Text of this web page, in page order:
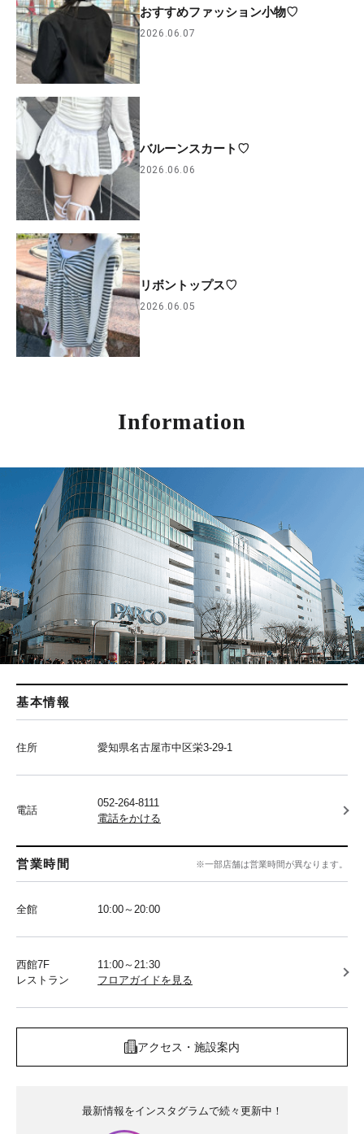
おすすめファッション小物♡
2026.06.07
バルーンスカート♡
2026.06.06
リボントップス♡
2026.06.05
Information
基本情報
住所 愛知県名古屋市中区栄3-29-1
電話
052-264-8111
電話をかける
営業時間 ※一部店舗は営業時間が異なります。
全館 10:00～20:00
西館7F
レストラン
11:00～21:30
フロアガイドを見る
アクセス・施設案内
最新情報をインスタグラムで続々更新中！